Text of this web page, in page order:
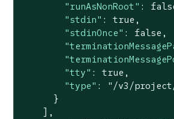
"runAsNonRoot" :
"stdin" : true,
"stdinOnce" : false,
"tty" : true,
"type" :
"/v3/
      }
    ],